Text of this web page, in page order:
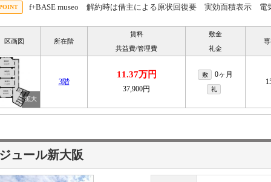
f+BASE museo 解約時は借主による原状回復要 実効面積表示 電
区画図 所在階
賃料
共益費/管理費
敷金
礼金
3階
11.37万円
37,900円
敷 0ヶ月
礼
ュール新大阪